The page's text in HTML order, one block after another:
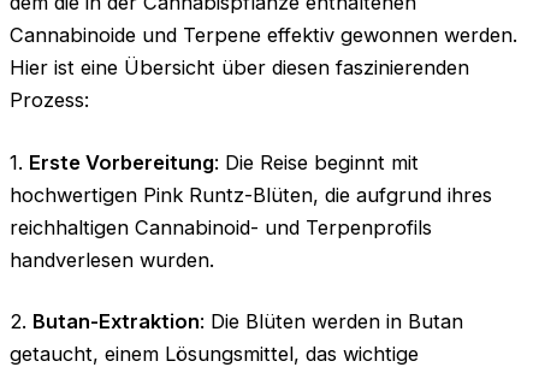
Cannabinoide und Terpene effektiv gewonnen werden.
Hier ist eine Übersicht über diesen faszinierenden
Prozess:
1. Erste Vorbereitung: Die Reise beginnt mit
hochwertigen Pink Runtz-Blüten, die aufgrund ihres
reichhaltigen Cannabinoid- und Terpenprofils
handverlesen wurden.
2. Butan-Extraktion: Die Blüten werden in Butan
getaucht, einem Lösungsmittel, das wichtige